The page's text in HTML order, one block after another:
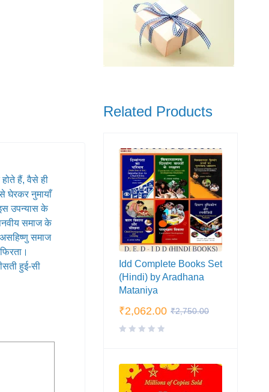
हैं, वैसे ही
घेरकर नुमायाँ
उपन्यास के
समाज के
समाज
हुई-सी
Related Products
Idd Complete Books Set
(Hindi) by Aradhana
Mataniya
₹2,750.00
₹2,062.00